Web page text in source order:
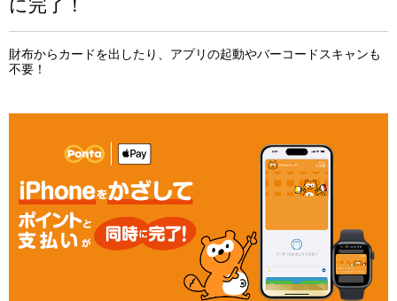
財布からカードを出したり、アプリの起動やバーコードスキャンも
不要！